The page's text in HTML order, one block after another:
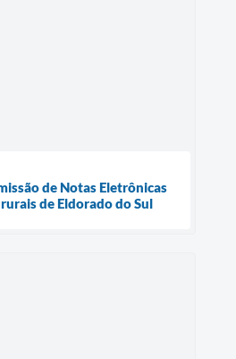
de Notas Eletrônicas
de Eldorado do Sul